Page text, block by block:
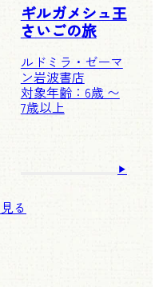
ギルガメシュ王
さいごの旅
ルドミラ・ゼーマ
ン岩波書店
対象年齢：6歳 〜
7歳以上
る